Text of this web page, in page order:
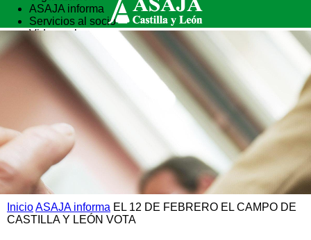
ASAJA informa
Servicios al socio
Vida rural
Formación
InicioASAJA informa EL 12 DE FEBRERO EL CAMPO DE
CASTILLA Y LEÓN VOTA